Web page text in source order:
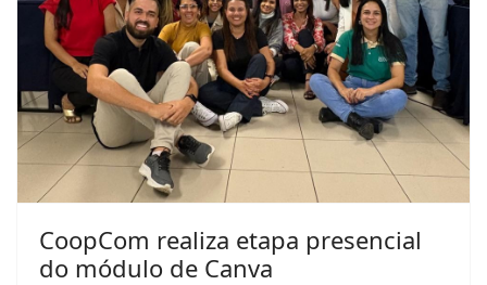
CoopCom realiza etapa presencial
do módulo de Canva